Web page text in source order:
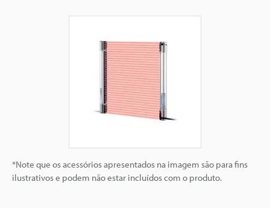
*Note que os acessórios apresentados na imagem são para fins
ilustrativos e podem não estar incluídos com o produto.